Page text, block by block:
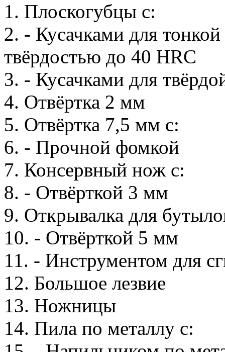
1. Плоскогубцы с:
2. - Кусачками для
твёрдостью до 40 HRC
3. - Кусачками для
4. Отвёртка 2 мм
5. Отвёртка 7,5 мм с:
6. - Прочной фомкой
7. Консервный нож с:
8. - Отвёрткой 3 мм
9. Открывалка для
10. - Отвёрткой 5 мм
11. - Инструментом для
12. Большое лезвие
13. Ножницы
14. Пила по металлу с: